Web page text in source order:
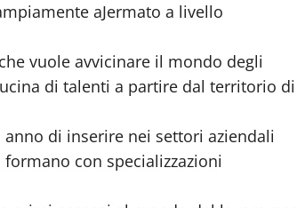
aJermato a livello
vuole avvicinare il mondo degli
di talenti a partire dal territorio di
di inserire nei settori aziendali
con specializzazioni